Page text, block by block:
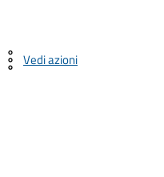
Vedi azioni